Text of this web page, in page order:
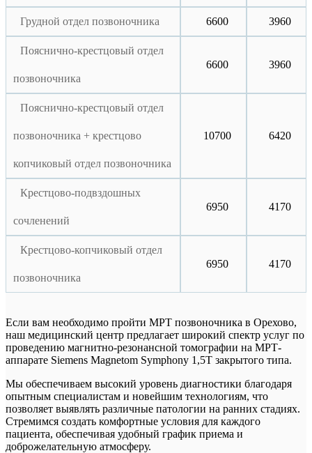
Грудной отдел позвоночника 6600 3960
Пояснично-крестцовый отдел
позвоночника
6600 3960
Пояснично-крестцовый отдел
позвоночника + крестцово
копчиковый отдел позвоночника
10700 6420
Крестцово-подвздошных
сочленений
6950 4170
Крестцово-копчиковый отдел
позвоночника
6950 4170
Если вам необходимо пройти МРТ позвоночника в Орехово,
наш медицинский центр предлагает широкий спектр услуг по
проведению магнитно-резонансной томографии на МРТ-
аппарате Siemens Magnetom Symphony 1,5T закрытого типа.
Мы обеспечиваем высокий уровень диагностики благодаря
опытным специалистам и новейшим технологиям, что
позволяет выявлять различные патологии на ранних стадиях.
Cтремимся создать комфортные условия для каждого
пациента, обеспечивая удобный график приема и
доброжелательную атмосферу.